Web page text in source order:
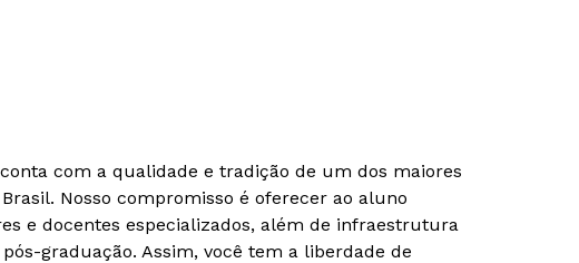
com a qualidade e tradição de um dos maiores
Nosso compromisso é oferecer ao aluno
e docentes especializados, além de infraestrutura
graduação. Assim, você tem a liberdade de